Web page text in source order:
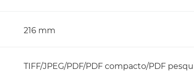
216 mm
TIFF/JPEG/PDF/PDF compacto/PDF